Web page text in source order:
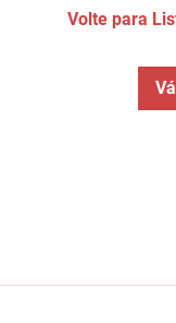
Volte para